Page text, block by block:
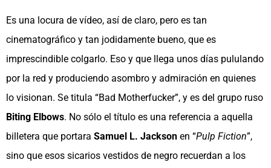
Es una locura de vídeo, así de claro, pero es tan
cinematográfico y tan jodidamente bueno, que es
imprescindible colgarlo. Eso y que llega unos días pululando
por la red y produciendo asombro y admiración en quienes
lo visionan. Se titula “Bad Motherfucker”, y es del grupo ruso
Biting Elbows. No sólo el título es una referencia a aquella
billetera que portara Samuel L. Jackson en “Pulp Fiction”,
sino que esos sicarios vestidos de negro recuerdan a los